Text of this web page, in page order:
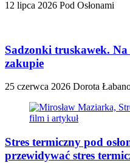
12 lipca 2026 Pod Osłonami
Sadzonki truskawek.
zakupie
25 czerwca 2026 Dorota
Stres termiczny pod
przewidywać stres